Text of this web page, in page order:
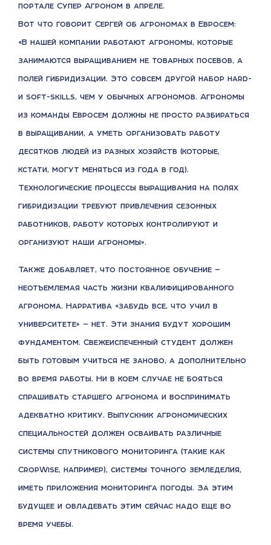
портале Супер Агроном в апреле.
Вот что говорит Сергей об агрономах в Евросем:
«В нашей компании работают агрономы, которые
занимаются выращиванием не товарных посевов, а
полей гибридизации. Это совсем другой набор hard-
и soft-skills, чем у обычных агрономов. Агрономы
из команды Евросем должны не просто разбираться
в выращивании, а уметь организовать работу
десятков людей из разных хозяйств (которые,
кстати, могут меняться из года в год).
Технологические процессы выращивания на полях
гибридизации требуют привлечения сезонных
работников, работу которых контролируют и
организуют наши агрономы».
Также добавляет, что постоянное обучение —
неотъемлемая часть жизни квалифицированного
агронома. Нарратива «забудь все, что учил в
университете» — нет. Эти знания будут хорошим
фундаментом. Свежеиспеченный студент должен
быть готовым учиться не заново, а дополнительно
во время работы. Ни в коем случае не бояться
спрашивать старшего агронома и воспринимать
адекватно критику. Выпускник агрономических
специальностей должен осваивать различные
системы спутникового мониторинга (такие как
CropWise, например), системы точного земледелия,
иметь приложения мониторинга погоды. За этим
будущее и овладевать этим сейчас надо еще во
время учебы.